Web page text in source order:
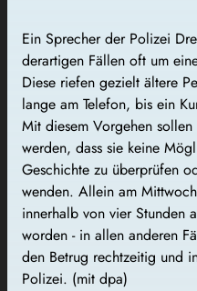
Ein Sprecher der Polizei
derartigen Fällen oft um
Diese riefen gezielt ältere
lange am Telefon, bis ein
Mit diesem Vorgehen
werden, dass sie keine
Geschichte zu überprüfen
wenden. Allein am
innerhalb von vier Stunden
worden - in allen anderen
den Betrug rechtzeitig und
Polizei. (mit dpa)